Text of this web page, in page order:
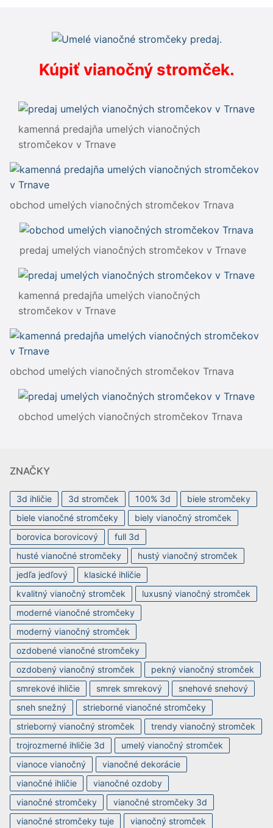
Kúpiť vianočný stromček.
kamenná predajňa umelých vianočných
stromčekov v Trnave
obchod umelých vianočných stromčekov Trnava
predaj umelých vianočných stromčekov v Trnave
kamenná predajňa umelých vianočných
stromčekov v Trnave
obchod umelých vianočných stromčekov Trnava
obchod umelých vianočných stromčekov Trnava
ZNAČKY
3d ihličie 3d stromček 100% 3d
biele stromčeky
biele vianočné stromčeky
biely vianočný stromček
borovica borovicový
full 3d
husté vianočné stromčeky
hustý vianočný stromček
jedľa jedľový
klasické ihličie
kvalitný vianočný stromček
luxusný vianočný stromček
moderné vianočné stromčeky
moderný vianočný stromček
ozdobené vianočné stromčeky
ozdobený vianočný stromček
pekný vianočný stromček
smrekové ihličie
smrek smrekový
snehové snehový
sneh snežný
strieborné vianočné stromčeky
strieborný vianočný stromček
trendy vianočný stromček
trojrozmerné ihličie 3d
umelý vianočný stromček
vianoce vianočný
vianočné dekorácie
vianočné ihličie
vianočné ozdoby
vianočné stromčeky
vianočné stromčeky 3d
vianočné stromčeky tuje
vianočný stromček